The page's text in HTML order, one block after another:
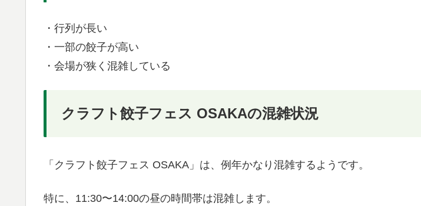
・行列が長い
・一部の餃子が高い
・会場が狭く混雑している
クラフト餃子フェス OSAKAの混雑状況
「クラフト餃子フェス OSAKA」は、例年かなり混雑するようです。
特に、11:30〜14:00の昼の時間帯は混雑します。